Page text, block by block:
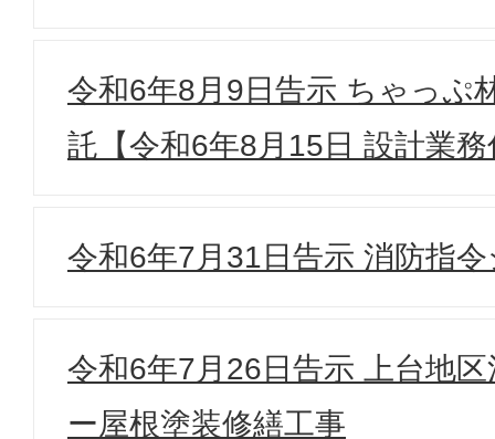
令和6年8月9日告示 ちゃっぷ
託【令和6年8月15日 設計業
令和6年7月31日告示 消防指
令和6年7月26日告示 上台地
ー屋根塗装修繕工事